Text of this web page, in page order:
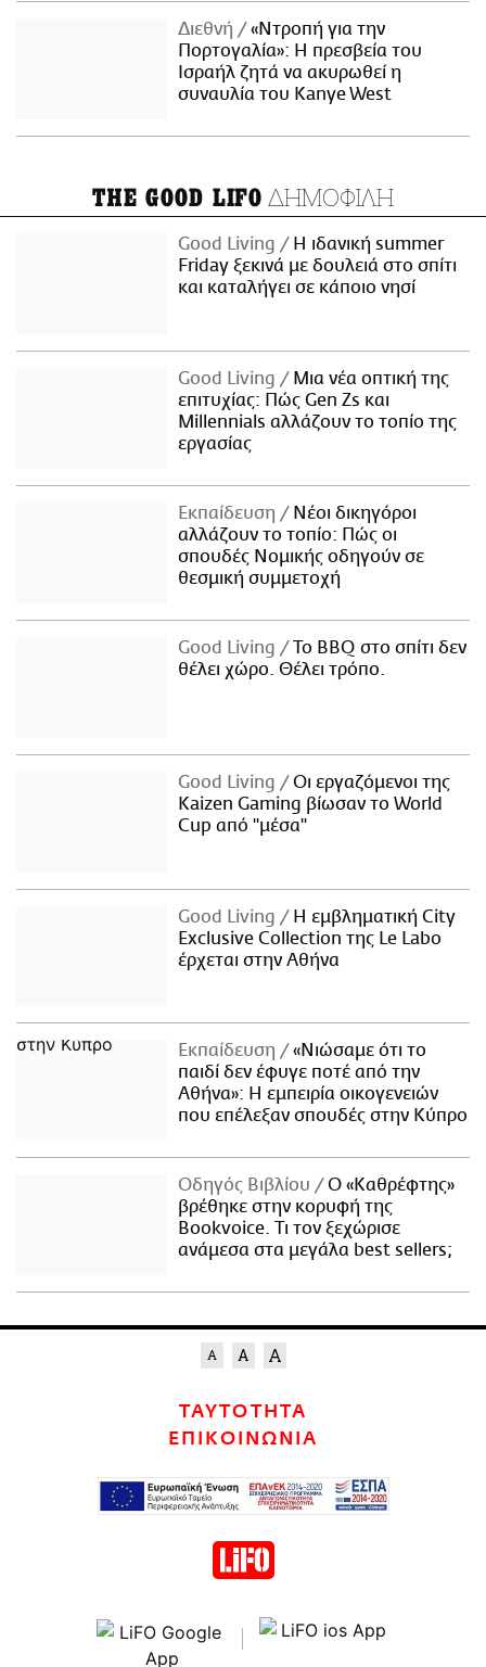
Διεθνή
«Ντροπή για την
Πορτογαλία»: Η πρεσβεία του
Ισραήλ ζητά να ακυρωθεί η
συναυλία του Kanye West
THE GOOD LIFO ΔΗΜΟΦΙΛΗ
Good Living
Η ιδανική summer
Friday ξεκινά με δουλειά στο σπίτι
και καταλήγει σε κάποιο νησί
Good Living
Μια νέα οπτική της
επιτυχίας: Πώς Gen Zs και
Millennials αλλάζουν το τοπίο της
εργασίας
Εκπαίδευση
Νέοι δικηγόροι
αλλάζουν το τοπίο: Πώς οι
σπουδές Νομικής οδηγούν σε
θεσμική συμμετοχή
Good Living
Το BBQ στο σπίτι δεν
θέλει χώρο. Θέλει τρόπο.
Good Living
Οι εργαζόμενοι της
Kaizen Gaming βίωσαν το World
Cup από "μέσα"
Good Living
Η εμβληματική City
Exclusive Collection της Le Labo
έρχεται στην Αθήνα
Εκπαίδευση
«Νιώσαμε ότι το
παιδί δεν έφυγε ποτέ από την
Αθήνα»: Η εμπειρία οικογενειών
που επέλεξαν σπουδές στην Κύπρο
Οδηγός Βιβλίου
Ο «Καθρέφτης»
βρέθηκε στην κορυφή της
Bookvoice. Τι τον ξεχώρισε
ανάμεσα στα μεγάλα best sellers;
ΤΑΥΤΟΤΗΤΑ
ΕΠΙΚΟΙΝΩΝΙΑ